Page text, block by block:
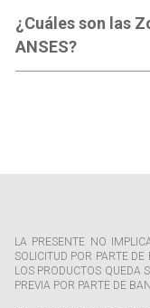
¿Cuáles son las
ANSES?
LA PRESENTE NO
SOLICITUD POR PARTE
LOS PRODUCTOS QUEDA
PREVIA POR PARTE DE